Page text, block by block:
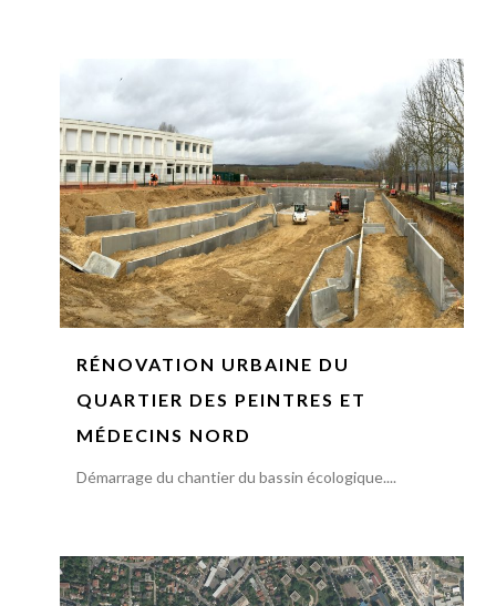
RÉNOVATION URBAINE DU
QUARTIER DES PEINTRES ET
MÉDECINS NORD
Démarrage du chantier du bassin écologique....